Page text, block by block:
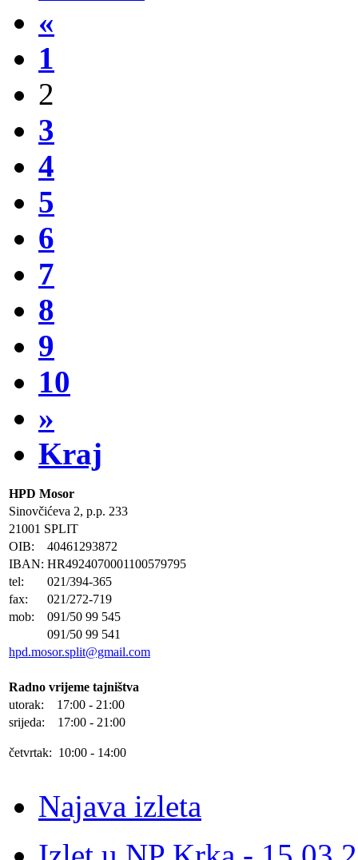
«
1
2
3
4
5
6
7
8
9
10
»
Kraj
HPD Mosor
Sinovčićeva 2, p.p. 233
21001 SPLIT
OIB:
40461293872
IBAN: HR4924070001100579795
tel:
021/394-365
fax:
021/272-719
mob:
091/50 99 545
091/50 99 541
hpd.mosor.split@gmail.com
Radno vrijeme tajništva
utorak: 17:00 - 21:00
srijeda: 17:00 - 21:00
četvrtak: 10:00 - 14:00
Najava izleta